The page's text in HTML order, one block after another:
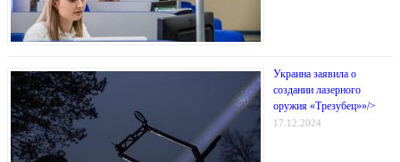
Украина заявила о
создании лазерного
оружия «Трезубец»»/>
17.12.2024